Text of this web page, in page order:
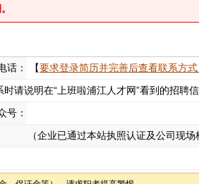
话： 【要求登录简历并完善后查看联系方式
时请说明在“上班啦浦江人才网”看到的招聘
号：
（企业已通过本站执照认证及公司现场